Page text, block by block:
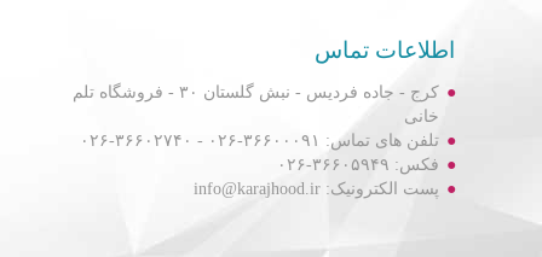
اطلاعات تماس
کرج - جاده فردیس - نبش گلستان ۳۰ - فروشگاه تلم
خانی
تلفن های تماس: ۳۶۶۰۰۰۹۱-۰۲۶ - ۳۶۶۰۲۷۴۰-۰۲۶
فکس: ۳۶۶۰۵۹۴۹-۰۲۶
پست الکترونیک: info@karajhood.ir